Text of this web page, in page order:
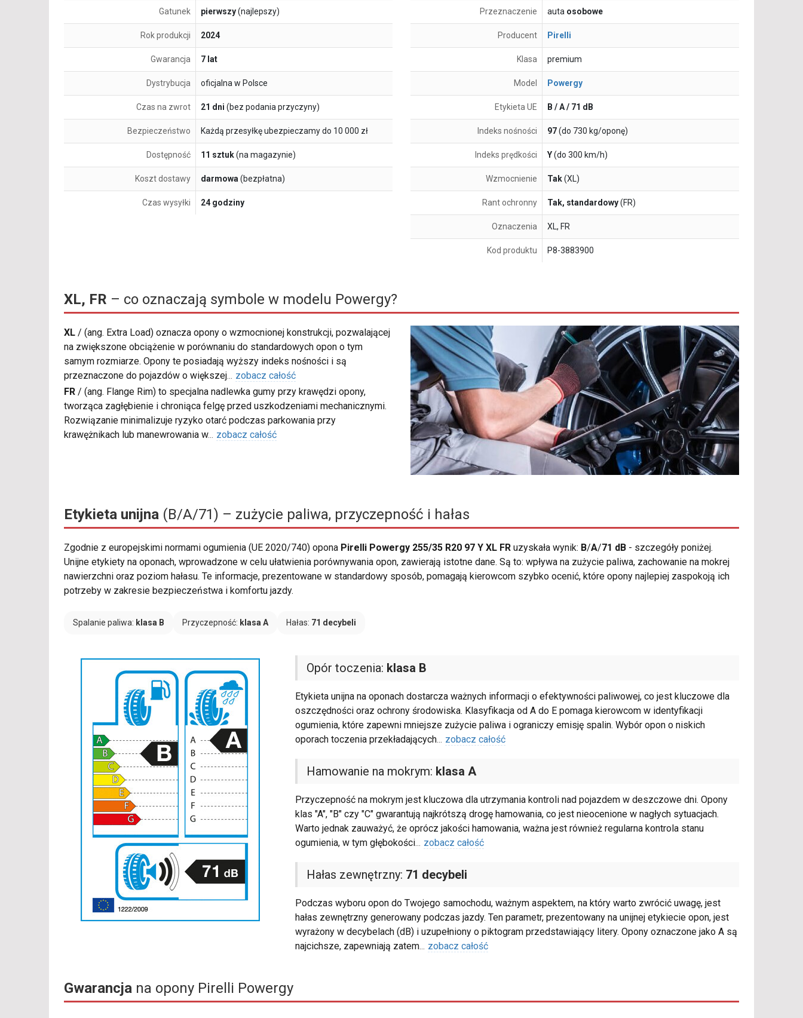
Gatunek pierwszy(najlepszy)
Rok produkcji 2024
Gwarancja 7 lat
Dystrybucja oficjalna w Polsce
Czas na zwrot 21 dni (bez podania przyczyny)
Bezpieczeństwo Każdą przesyłkę ubezpieczamy do 10 000 zł
Dostępność 11 sztuk(na magazynie)
Koszt dostawy darmowa(bezpłatna)
Czas wysyłki 24 godziny
Przeznaczenie auta osobowe
Producent Pirelli
Klasa premium
Model Powergy
Etykieta UE B / A / 71 dB
Indeks nośności 97(do 730 kg/oponę)
Indeks prędkości Y(do 300 km/h)
Wzmocnienie Tak(XL)
Rant ochronny Tak, standardowy(FR)
Oznaczenia XL, FR
Kod produktu P8-3883900
XL, FR – co oznaczają symbole w modelu Powergy?
XL / (ang. Extra Load) oznacza opony o wzmocnionej konstrukcji, pozwalającej
na zwiększone obciążenie w porównaniu do standardowych opon o tym
samym rozmiarze. Opony te posiadają wyższy indeks nośności i są
przeznaczone do pojazdów o większej... zobacz całość
FR / (ang. Flange Rim) to specjalna nadlewka gumy przy krawędzi opony,
tworząca zagłębienie i chroniąca felgę przed uszkodzeniami mechanicznymi.
Rozwiązanie minimalizuje ryzyko otarć podczas parkowania przy
krawężnikach lub manewrowania w... zobacz całość
Etykieta unijna (B/A/71) – zużycie paliwa, przyczepność i hałas
Zgodnie z europejskimi normami ogumienia (UE 2020/740) opona Pirelli Powergy 255/35 R20 97 Y XL FR uzyskała wynik: B/A/71 dB - szczegóły poniżej.
Unijne etykiety na oponach, wprowadzone w celu ułatwienia porównywania opon, zawierają istotne dane. Są to: wpływa na zużycie paliwa, zachowanie na mokrej
nawierzchni oraz poziom hałasu. Te informacje, prezentowane w standardowy sposób, pomagają kierowcom szybko ocenić, które opony najlepiej zaspokoją ich
potrzeby w zakresie bezpieczeństwa i komfortu jazdy.
Spalanie paliwa: klasa B Przyczepność: klasa A Hałas: 71 decybeli
Opór toczenia: klasa B
Etykieta unijna na oponach dostarcza ważnych informacji o efektywności paliwowej, co jest kluczowe dla
oszczędności oraz ochrony środowiska. Klasyfikacja od A do E pomaga kierowcom w identyfikacji
ogumienia, które zapewni mniejsze zużycie paliwa i ograniczy emisję spalin. Wybór opon o niskich
oporach toczenia przekładających... zobacz całość
Hamowanie na mokrym: klasa A
Przyczepność na mokrym jest kluczowa dla utrzymania kontroli nad pojazdem w deszczowe dni. Opony
klas "A", "B" czy "C" gwarantują najkrótszą drogę hamowania, co jest nieocenione w nagłych sytuacjach.
Warto jednak zauważyć, że oprócz jakości hamowania, ważna jest również regularna kontrola stanu
ogumienia, w tym głębokości... zobacz całość
Hałas zewnętrzny: 71 decybeli
Podczas wyboru opon do Twojego samochodu, ważnym aspektem, na który warto zwrócić uwagę, jest
hałas zewnętrzny generowany podczas jazdy. Ten parametr, prezentowany na unijnej etykiecie opon, jest
wyrażony w decybelach (dB) i uzupełniony o piktogram przedstawiający litery. Opony oznaczone jako A są
najcichsze, zapewniają zatem... zobacz całość
Gwarancja na opony Pirelli Powergy